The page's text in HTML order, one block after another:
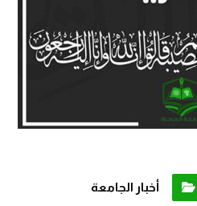
أخبار الجامعة